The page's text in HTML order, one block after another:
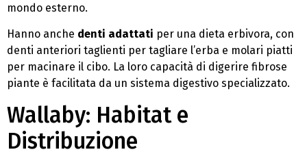
mondo esterno.
Hanno anche denti adattati per una dieta erbivora, con
denti anteriori taglienti per tagliare l’erba e molari piatti
per macinare il cibo. La loro capacità di digerire fibrose
piante è facilitata da un sistema digestivo specializzato.
Wallaby: Habitat e
Distribuzione